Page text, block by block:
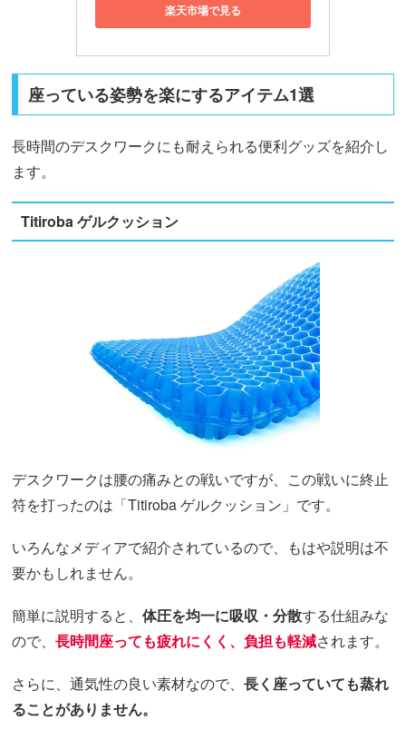
楽天市場で見る
座っている姿勢を楽にするアイテム1選
長時間のデスクワークにも耐えられる便利グッズを紹介し
ます。
Titiroba ゲルクッション
デスクワークは腰の痛みとの戦いですが、この戦いに終止
符を打ったのは「Titiroba ゲルクッション」です。
いろんなメディアで紹介されているので、もはや説明は不
要かもしれません。
簡単に説明すると、体圧を均一に吸収・分散する仕組みな
ので、長時間座っても疲れにくく、負担も軽減されます。
さらに、通気性の良い素材なので、長く座っていても蒸れ
ることがありません。